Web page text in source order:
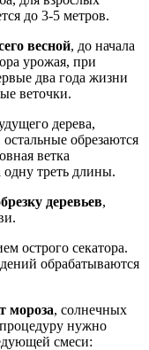
до 3-5 метров.
весной, до начала
урожая, при
два года жизни
веточки.
дерева,
обрезаются
ветка
одну треть длины.
деревьев,
острого секатора.
обрабатываются
мороза, солнечных
нужно
смеси: